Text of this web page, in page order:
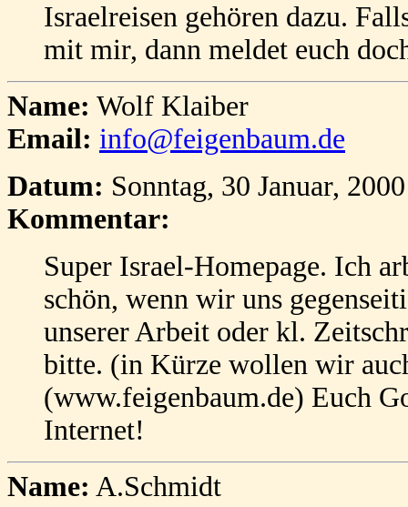
Israelreisen gehören dazu.
mit mir, dann meldet euch
Name: Wolf Klaiber
Email: info@feigenbaum.de
Datum: Sonntag, 30 Januar,
Kommentar:
Super Israel-Homepage. Ich
schön, wenn wir uns
unserer Arbeit oder kl.
bitte. (in Kürze wollen wir
(www.feigenbaum.de) Euch
Internet!
Name: A.Schmidt